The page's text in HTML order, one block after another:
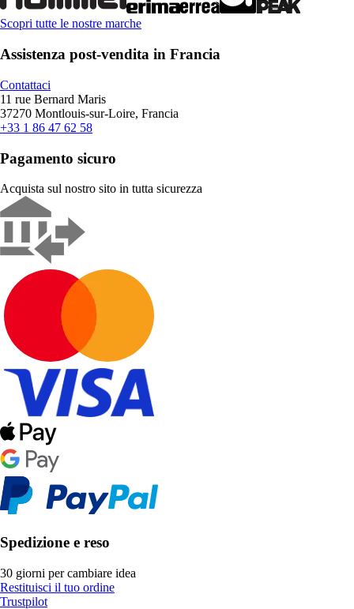
Scopri tutte le nostre marche
Assistenza post-vendita in Francia
Contattaci
11 rue Bernard Maris
37270 Montlouis-sur-Loire, Francia
+33 1 86 47 62 58
Pagamento sicuro
Acquista sul nostro sito in tutta sicurezza
Spedizione e reso
30 giorni per cambiare idea
Restituisci il tuo ordine
Trustpilot